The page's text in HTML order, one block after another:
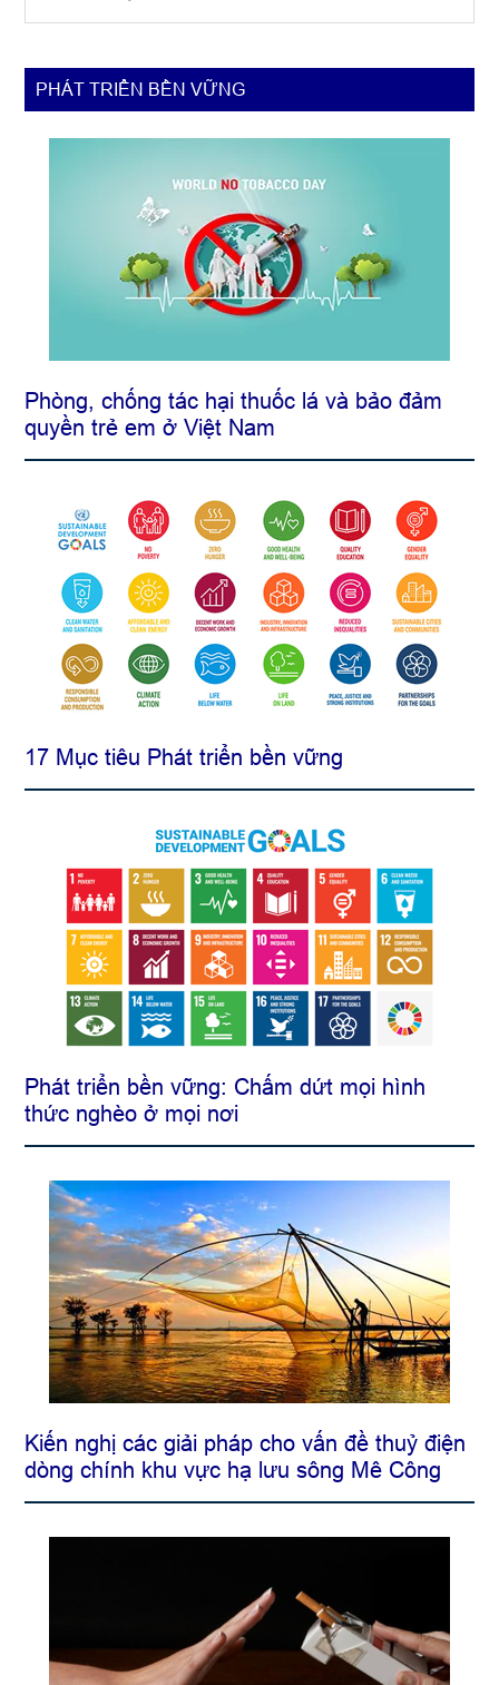
dân
PHÁT TRIỂN BỀN VỮNG
Phòng, chống tác hại thuốc lá và bảo đảm
quyền trẻ em ở Việt Nam
17 Mục tiêu Phát triển bền vững
Phát triển bền vững: Chấm dứt mọi hình
thức nghèo ở mọi nơi
Kiến nghị các giải pháp cho vấn đề thuỷ điện
dòng chính khu vực hạ lưu sông Mê Công